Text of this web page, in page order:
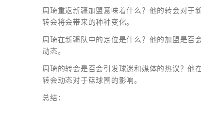
周琦重返新疆加盟意味着什么？他的转会对于
转会将会带来的种种变化。
周琦在新疆队中的定位是什么？他的加盟是否
动态。
周琦的转会是否会引发球迷和媒体的热议？他
转会动态对于篮球圈的影响。
总结：